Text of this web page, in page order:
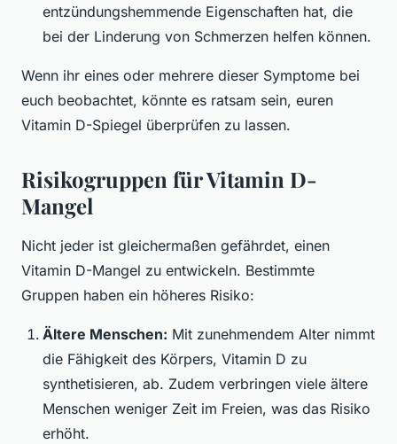
entzündungshemmende Eigenschaften hat, die
bei der Linderung von Schmerzen helfen können.
Wenn ihr eines oder mehrere dieser Symptome bei
euch beobachtet, könnte es ratsam sein, euren
Vitamin D-Spiegel überprüfen zu lassen.
Risikogruppen für Vitamin D-
Mangel
Nicht jeder ist gleichermaßen gefährdet, einen
Vitamin D-Mangel zu entwickeln. Bestimmte
Gruppen haben ein höheres Risiko:
Ältere Menschen: Mit zunehmendem Alter nimmt
die Fähigkeit des Körpers, Vitamin D zu
synthetisieren, ab. Zudem verbringen viele ältere
Menschen weniger Zeit im Freien, was das Risiko
erhöht.